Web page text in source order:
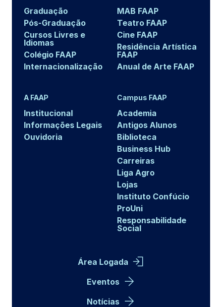
Graduação
Pós-Graduação
Cursos Livres e
Idiomas
Colégio FAAP
Internacionalização
MAB FAAP
Teatro FAAP
Cine FAAP
Residência Artística
FAAP
Anual de Arte FAAP
A FAAP
Institucional
Informações Legais
Ouvidoria
Campus FAAP
Academia
Antigos Alunos
Biblioteca
Business Hub
Carreiras
Liga Agro
Lojas
Instituto Confúcio
ProUni
Responsabilidade
Social
Área Logada
Eventos
Notícias